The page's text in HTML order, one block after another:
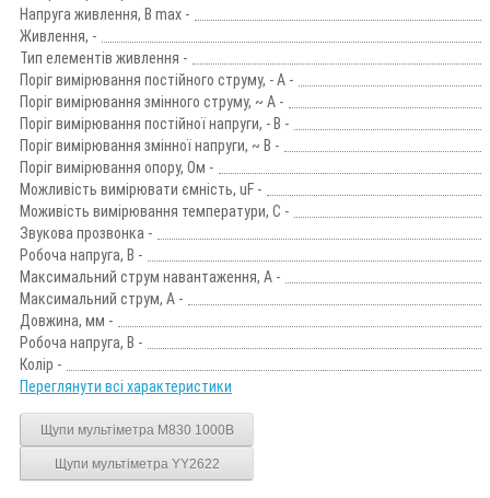
Напруга живлення, В max -
Живлення, -
Тип елементів живлення -
Поріг вимірювання постійного струму, - А -
Поріг вимірювання змінного струму, ~ А -
Поріг вимірювання постійної напруги, - В -
Поріг вимірювання змінної напруги, ~ В -
Поріг вимірювання опору, Ом -
Можливість вимірювати ємність, uF -
Моживість вимірювання температури, С -
Звукова прозвонка -
Робоча напруга, В -
Максимальний струм навантаження, А -
Максимальний струм, А -
Довжина, мм -
Робоча напруга, В -
Колір -
Переглянути всі характеристики
Щупи мультіметра M830 1000В
Щупи мультіметра YY2622